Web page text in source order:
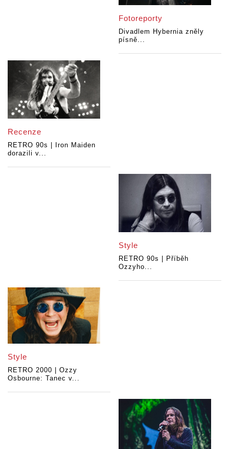
Fotoreporty
Divadlem Hybernia zněly
písně...
Recenze
RETRO 90s | Iron Maiden
dorazili v...
Style
RETRO 90s | Příběh
Ozzyho...
Style
RETRO 2000 | Ozzy
Osbourne: Tanec v...